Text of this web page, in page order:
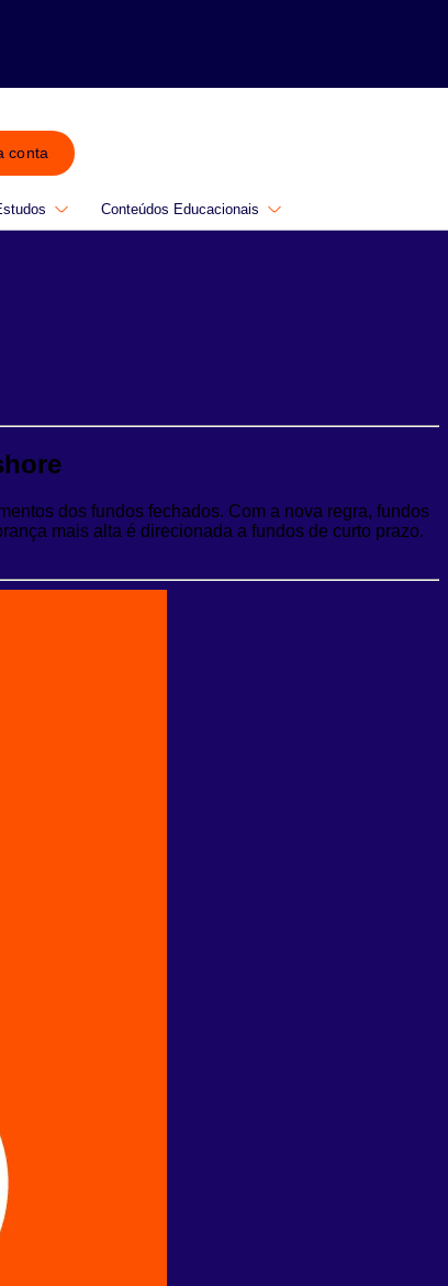
conta
Conteúdos Educacionais
dos fundos fechados. Com a nova regra, fundos
mais alta é direcionada a fundos de curto prazo.